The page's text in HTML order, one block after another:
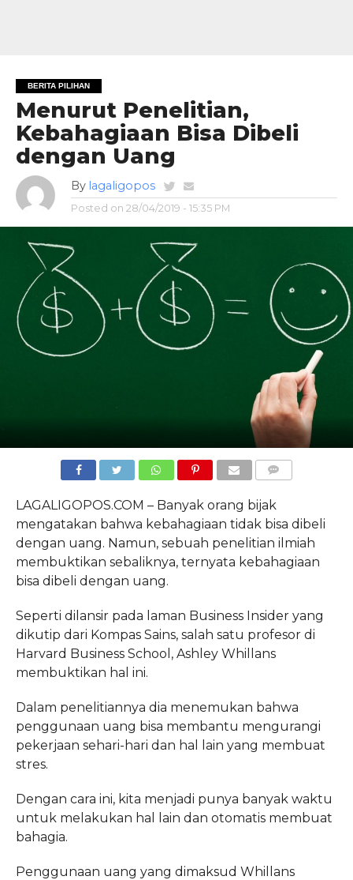
BERITA PILIHAN
Menurut Penelitian,
Kebahagiaan Bisa Dibeli
dengan Uang
By lagaligopos
Posted on 28/04/2019 - 15:35 PM
LAGALIGOPOS.COM – Banyak orang bijak
mengatakan bahwa kebahagiaan tidak bisa dibeli
dengan uang. Namun, sebuah penelitian ilmiah
membuktikan sebaliknya, ternyata kebahagiaan
bisa dibeli dengan uang.
Seperti dilansir pada laman Business Insider yang
dikutip dari Kompas Sains, salah satu profesor di
Harvard Business School, Ashley Whillans
membuktikan hal ini.
Dalam penelitiannya dia menemukan bahwa
penggunaan uang bisa membantu mengurangi
pekerjaan sehari-hari dan hal lain yang membuat
stres.
Dengan cara ini, kita menjadi punya banyak waktu
untuk melakukan hal lain dan otomatis membuat
bahagia.
Penggunaan uang yang dimaksud Whillans